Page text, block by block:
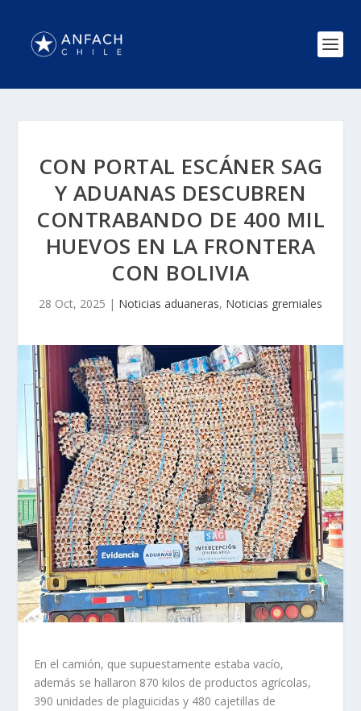
CON PORTAL ESCÁNER SAG
Y ADUANAS DESCUBREN
CONTRABANDO DE 400 MIL
HUEVOS EN LA FRONTERA
CON BOLIVIA
28 Oct, 2025 | Noticias aduaneras, Noticias gremiales
En el camión, que supuestamente estaba vacío,
además se hallaron 870 kilos de productos agrícolas,
390 unidades de plaguicidas y 480 cajetillas de